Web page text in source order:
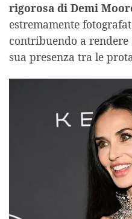
rigorosa di Demi
estremamente
contribuendo a
sua presenza tra le